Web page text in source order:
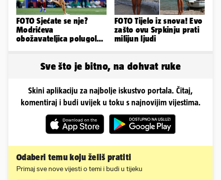
FOTO Sjećate se nje?
Modrićeva
obožavateljica polugola
FOTO Tijelo iz snova! Evo
zašto ovu Srpkinju prati
milijun ljudi
Sve što je bitno, na dohvat ruke
Skini aplikaciju za najbolje iskustvo portala. Čitaj,
komentiraj i budi uvijek u toku s najnovijim vijestima.
Odaberi temu koju želiš pratiti
Primaj sve nove vijesti o temi i budi u tijeku